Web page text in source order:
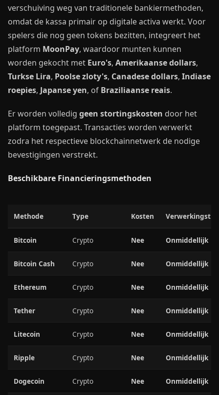
verschuiving weg van traditionele bankiermethoden,
omdat de kassa primair op digitale activa werkt. Voor
spelers die nog geen tokens bezitten, integreert het
platform MoonPay, waardoor munten kunnen
worden gekocht met Euro's, Amerikaanse dollars,
Turkse Lira, Poolse zloty's, Canadese dollars, Indiase
roepies, Japanse yen, of Braziliaanse reais.
Er worden volledig geen stortingskosten door het
platform toegepast. Transacties worden verwerkt
zodra het respectieve blockchainnetwerk de nodige
bevestigingen verstrekt.
Beschikbare Financieringsmethoden
Methode Type Kosten Verwerkingstijd
Bitcoin Crypto Nee Onmiddellijk
Bitcoin Cash Crypto Nee Onmiddellijk
Ethereum Crypto Nee Onmiddellijk
Tether Crypto Nee Onmiddellijk
Litecoin Crypto Nee Onmiddellijk
Ripple Crypto Nee Onmiddellijk
Dogecoin Crypto Nee Onmiddellijk